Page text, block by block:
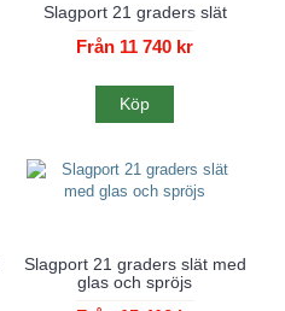
Slagport 21 graders slät
Från 11 740 kr
Köp
Slagport 21 graders slät med
glas och spröjs